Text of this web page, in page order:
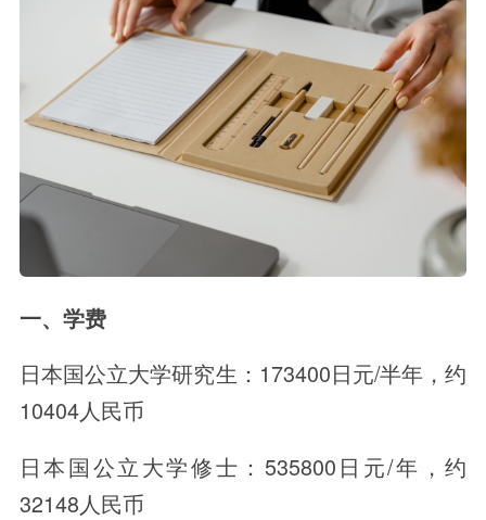
一、学费
日本国公立大学研究生：173400日元/半年，约
10404人民币
日本国公立大学修士：535800日元/年，约
32148人民币